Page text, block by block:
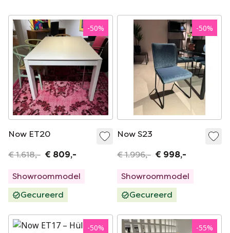
-50%
Now ET20
€ 1.618,- € 809,-
Showroommodel
Gecureerd
-50%
Now S23
€ 1.996,- € 998,-
Showroommodel
Gecureerd
-50% -55%